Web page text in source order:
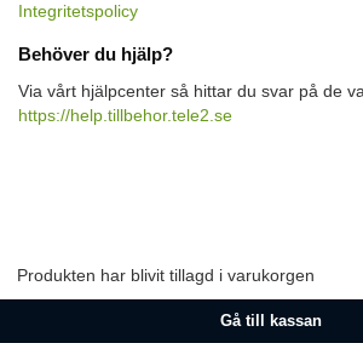
Integritetspolicy
Behöver du hjälp?
Via vårt hjälpcenter så hittar du svar på de
https://help.tillbehor.tele2.se
Produkten har blivit tillagd i varukorgen
Gå till kassan